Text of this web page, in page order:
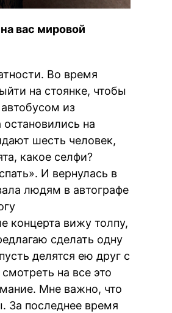
вас мировой
Во время
на стоянке, чтобы
из
на
шесть человек,
какое селфи?
И вернулась в
людям в автографе
концерта вижу толпу,
сделать одну
делятся ею друг с
на все это
Мне важно, что
За последнее время